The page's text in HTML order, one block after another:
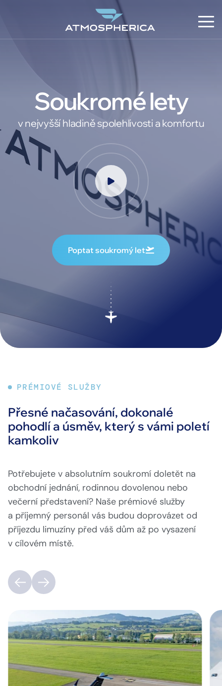
Soukromé lety
v nejvyšší hladině spolehlivosti a komfortu
Poptat soukromý let
PRÉMIOVÉ SLUŽBY
Přesné načasování, dokonalé
pohodlí a úsměv, který s vámi poletí
kamkoliv
Potřebujete v absolutním soukromí doletět na
obchodní jednání, rodinnou dovolenou nebo
večerní představení? Naše prémiové služby
a příjemný personál vás budou doprovázet od
příjezdu limuzíny před váš dům až po vysazení
v cílovém místě.